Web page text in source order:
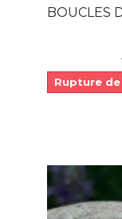
BOUCLES
Rupture